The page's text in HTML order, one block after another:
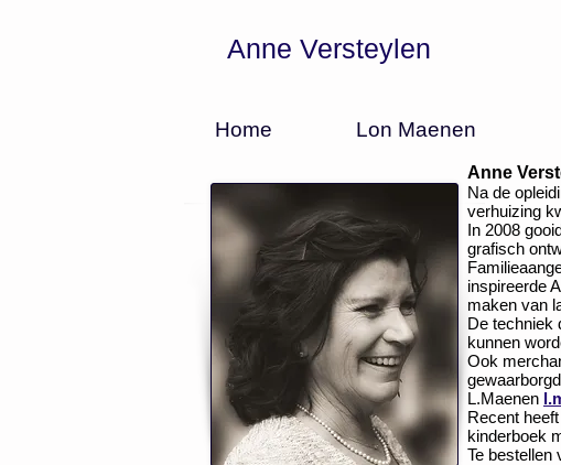
Home Lon Maenen
Anne Versteylen
Anne
Na de
verhuizing
In 2008
grafisch
inspireerde
maken van
De techniek
kunnen
Ook
L.Maenen
Recent
kinderboek
Te bestellen